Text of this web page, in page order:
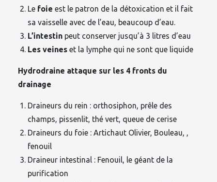
Le foie est le patron de la détoxication et il fait
sa vaisselle avec de l’eau, beaucoup d’eau.
L’intestin peut conserver jusqu’à 3 litres d’eau
Les veines et la lymphe qui ne sont que liquide
Hydrodraine attaque sur les 4 fronts du
drainage
Draineurs du rein : orthosiphon, prêle des
champs, pissenlit, thé vert, queue de cerise
Draineurs du foie : Artichaut Olivier, Bouleau, ,
fenouil
Draineur intestinal : Fenouil, le géant de la
purification